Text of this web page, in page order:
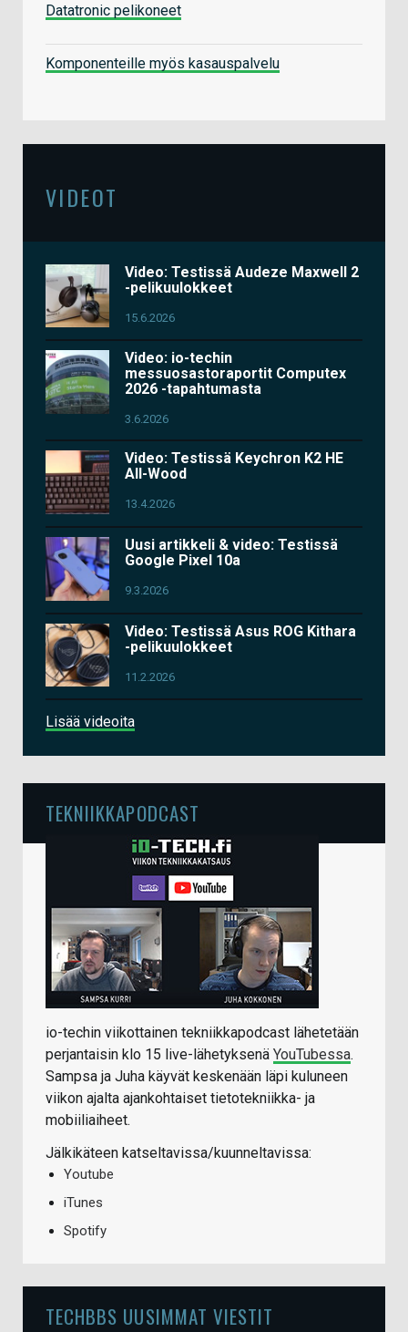
Datatronic pelikoneet
Komponenteille myös kasauspalvelu
VIDEOT
Video: Testissä Audeze Maxwell 2
-pelikuulokkeet
15.6.2026
Video: io-techin
messuosastoraportit Computex
2026 -tapahtumasta
3.6.2026
Video: Testissä Keychron K2 HE
All-Wood
13.4.2026
Uusi artikkeli & video: Testissä
Google Pixel 10a
9.3.2026
Video: Testissä Asus ROG Kithara
-pelikuulokkeet
11.2.2026
Lisää videoita
TEKNIIKKAPODCAST
io-techin viikottainen tekniikkapodcast lähetetään
perjantaisin klo 15 live-lähetyksenä YouTubessa.
Sampsa ja Juha käyvät keskenään läpi kuluneen
viikon ajalta ajankohtaiset tietotekniikka- ja
mobiiliaiheet.
Jälkikäteen katseltavissa/kuunneltavissa:
Youtube
iTunes
Spotify
TECHBBS UUSIMMAT VIESTIT